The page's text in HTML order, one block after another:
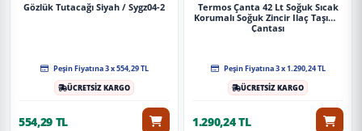
Gözlük Tutacağı Siyah / Sygz04-2
Peşin Fiyatına 3 x 554,29 TL
ÜCRETSİZ KARGO
554,29 TL
Termos Çanta 42 Lt Soğuk Sıcak
Korumalı Soğuk Zincir Ilaç Taşıma
Çantası
Peşin Fiyatına 3 x 1.290,24 TL
ÜCRETSİZ KARGO
1.290,24 TL